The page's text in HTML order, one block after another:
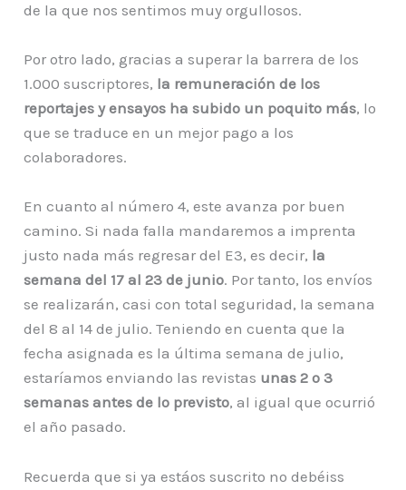
de la que nos sentimos muy orgullosos.
Por otro lado, gracias a superar la barrera de los
1.000 suscriptores, la remuneración de los
reportajes y ensayos ha subido un poquito más, lo
que se traduce en un mejor pago a los
colaboradores.
En cuanto al número 4, este avanza por buen
camino. Si nada falla mandaremos a imprenta
justo nada más regresar del E3, es decir, la
semana del 17 al 23 de junio. Por tanto, los envíos
se realizarán, casi con total seguridad, la semana
del 8 al 14 de julio. Teniendo en cuenta que la
fecha asignada es la última semana de julio,
estaríamos enviando las revistas unas 2 o 3
semanas antes de lo previsto, al igual que ocurrió
el año pasado.
Recuerda que si ya estáos suscrito no debéiss